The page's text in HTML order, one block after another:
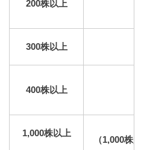
200株以上
300株以上
400株以上
1,000株以上
（1,000株